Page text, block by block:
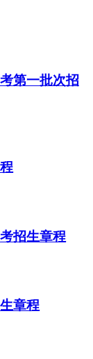
第一批次招
招生章程
章程